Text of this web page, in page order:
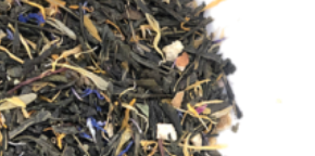
gekozen
worden
op
de
productpagina